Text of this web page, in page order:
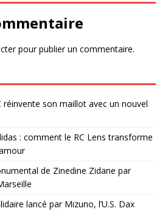
pour publier un commentaire.
réinvente son maillot avec un nouvel
: comment le RC Lens transforme
de Zinedine Zidane par
lancé par Mizuno, l’U.S. Dax